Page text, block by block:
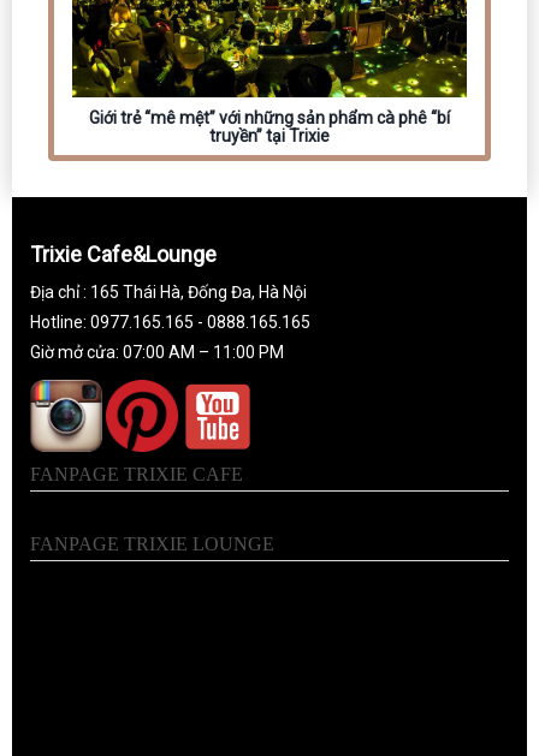
Giới trẻ “mê mệt” với những sản phẩm cà phê “bí
truyền” tại Trixie
Trixie Cafe&Lounge
Địa chỉ : 165 Thái Hà, Đống Đa, Hà Nội
Hotline: 0977.165.165 - 0888.165.165
Giờ mở cửa: 07:00 AM – 11:00 PM
FANPAGE TRIXIE CAFE
FANPAGE TRIXIE LOUNGE